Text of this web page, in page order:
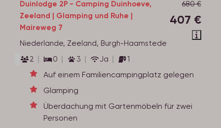
680 €
407 €
Duinlodge 2P - Camping Duinhoeve,
Zeeland | Glamping und Ruhe |
Maireweg 7
Niederlande, Zeeland, Burgh-Haamstede
2
0 3 Ja 1
Auf einem Familiencampingplatz gelegen
Glamping
Überdachung mit Gartenmöbeln für zwei
Personen